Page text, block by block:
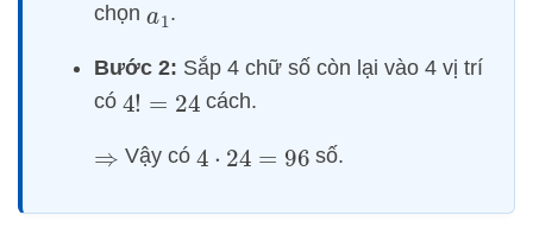
chọn a1.
Bước 2: Sắp 4 chữ số còn lại vào 4 vị trí
có 4! =24 cách.
⇒ Vậy có 4 ⋅24=96 số.